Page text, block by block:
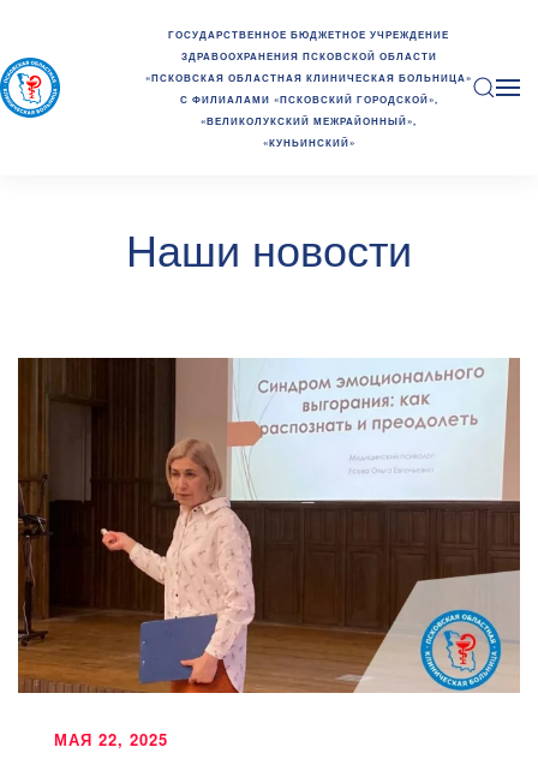
ГОСУДАРСТВЕННОЕ БЮДЖЕТНОЕ УЧРЕЖДЕНИЕ
ЗДРАВООХРАНЕНИЯ ПСКОВСКОЙ ОБЛАСТИ
«ПСКОВСКАЯ ОБЛАСТНАЯ КЛИНИЧЕСКАЯ БОЛЬНИЦА»
С ФИЛИАЛАМИ «ПСКОВСКИЙ ГОРОДСКОЙ»,
«ВЕЛИКОЛУКСКИЙ МЕЖРАЙОННЫЙ»,
«КУНЬИНСКИЙ»
Наши новости
МАЯ 22, 2025